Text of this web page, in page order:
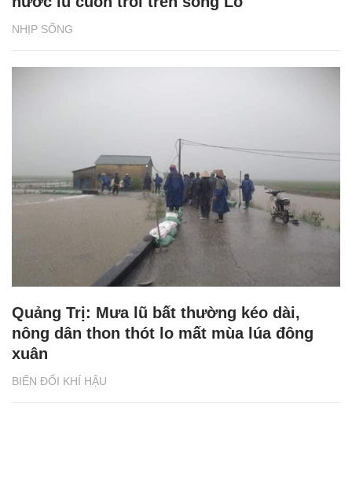
NHỊP SỐNG
BIẾN ĐỔI KHÍ HẬU
Quảng Trị: Mưa lũ bất thường kéo dài,
nông dân thon thót lo mất mùa lúa đông
xuân